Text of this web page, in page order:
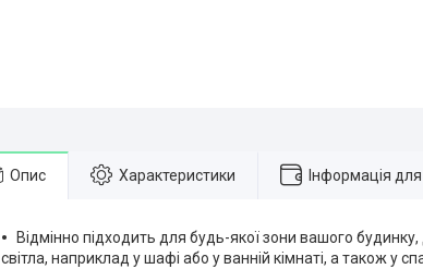
Опис Характеристики Інформація
Відмінно підходить для будь-якої зони вашого
світла, наприклад у шафі або у ванній кімнаті, а також у